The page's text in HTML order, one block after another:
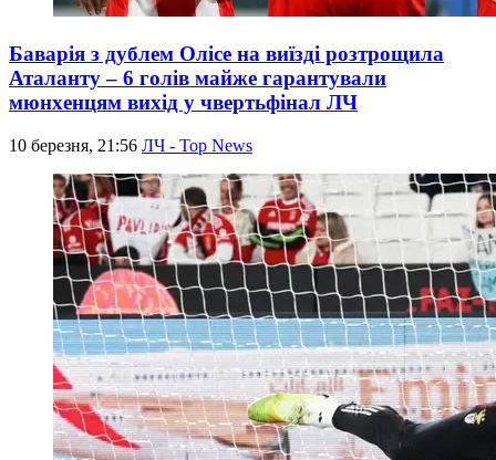
Баварія з дублем Олісе на виїзді розтрощила
Аталанту – 6 голів майже гарантували
мюнхенцям вихід у чвертьфінал ЛЧ
10 березня, 21:56 ЛЧ - Top News